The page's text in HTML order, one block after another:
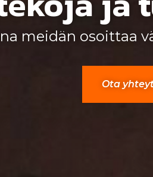
meidän osoittaa
Ota